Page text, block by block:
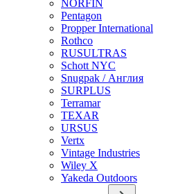
NORFIN
Pentagon
Propper International
Rothco
RUSULTRAS
Schott NYC
Snugpak / Англия
SURPLUS
Terramar
TEXAR
URSUS
Vertx
Vintage Industries
Wiley X
Yakeda Outdoors